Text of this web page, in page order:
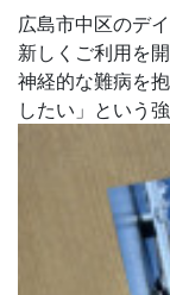
広島市中区のデ
新しくご利用を
神経的な難病を
したい」という